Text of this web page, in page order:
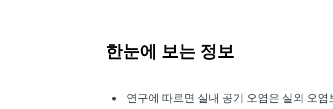
한눈에 보는 정보
연구에 따르면 실내 공기 오염은 실외 오